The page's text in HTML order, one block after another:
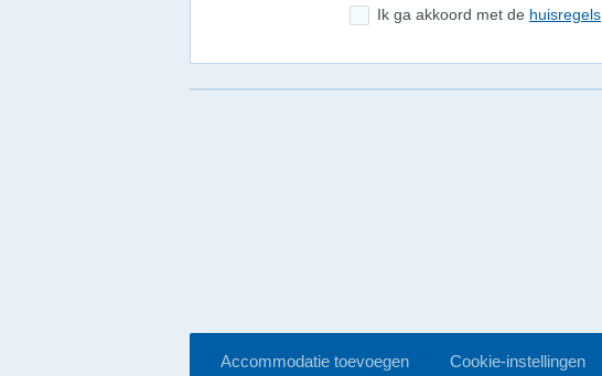
Ik ga akkoord met de huisregels
Accommodatie toevoegen Cookie-instellingen